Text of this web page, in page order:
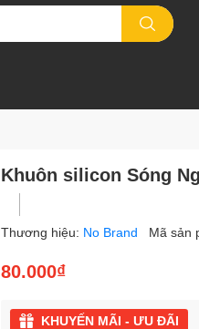
Khuôn silicon Sóng
Thương hiệu: No Brand Mã sản
80.000₫
KHUYẾN MÃI - ƯU ĐÃI